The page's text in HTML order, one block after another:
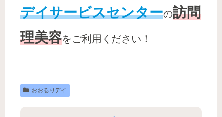
デイサービスセンターの訪問
理美容をご利用ください！
おおるりデイ